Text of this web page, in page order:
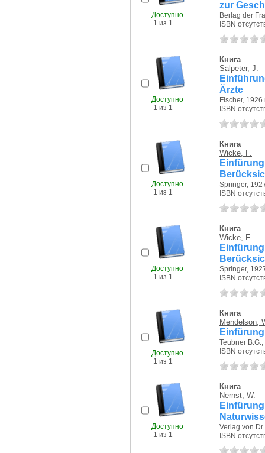
Доступно
1 из 1
zur
Berlag der
ISBN
Доступно
1 из 1
Книга
Salpeter, J.
Ärzte
Fischer, 1926
ISBN
Доступно
1 из 1
Книга
Wicke, F.
Springer,
ISBN
Доступно
1 из 1
Книга
Wicke, F.
Springer,
ISBN
Доступно
1 из 1
Книга
Mendelson,
Teubner B.G.,
ISBN
Доступно
1 из 1
Книга
Nernst, W.
Verlag von
ISBN